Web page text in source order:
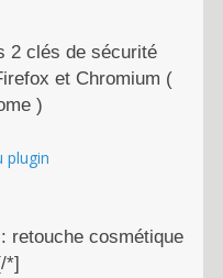
2 clés de sécurité
et Chromium (
)
plugin
retouche cosmétique
*]